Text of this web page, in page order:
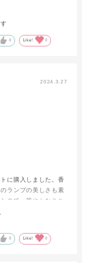
0 Like! 0
2024.3.27
に購入しました。香
ランプの美しさも素
ので、華やかなこち
ました。自分も他の
0 Like! 0